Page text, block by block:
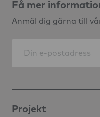
Få mer
Anmäl dig gärna till
Projekt